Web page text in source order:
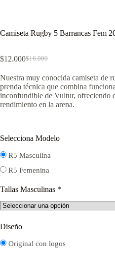
Camiseta Rugby 5 Barrancas Fem
$16.000
El
original
era:
$16.000.
$12.000El
actual
es:
$12.000.
Nuestra muy conocida camiseta de
prenda técnica que combina
inconfundible de Vultur, ofreciendo
rendimiento en la arena.
Selecciona Modelo
R5 Masculina
R5 Femenina
Tallas Masculinas *
Diseño
Original con logos